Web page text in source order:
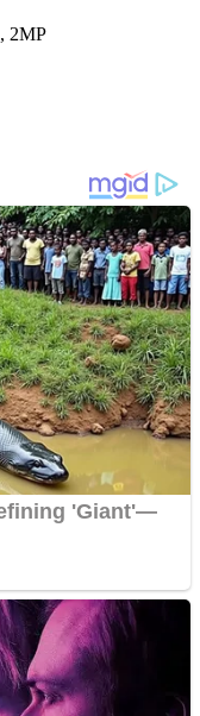
2MP